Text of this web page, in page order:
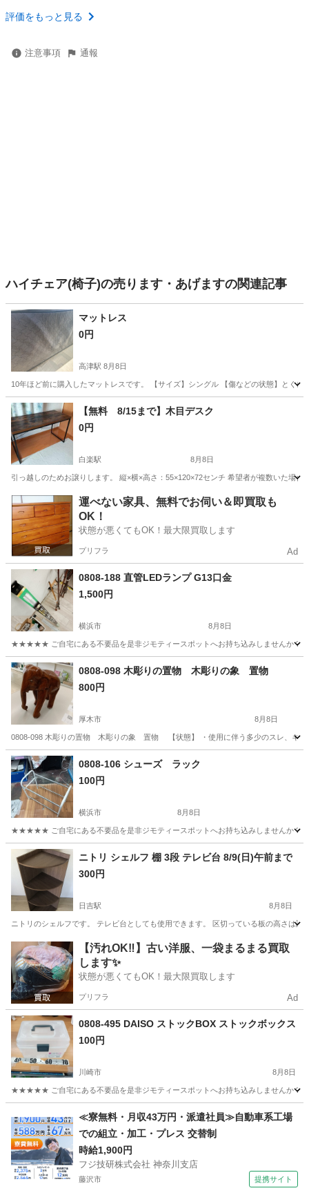
評価をもっと見る
注意事項 通報
ハイチェア(椅子)の売ります・あげますの関連記事
マットレス
0円
高津駅 8月8日
10年ほど前に購入したマットレスです。 【サイズ】シングル 【傷などの状態】とく
神奈川 川崎市 高津駅 カーペット/マット/ラグ
【無料 8/15まで】木目デスク
0円
白楽駅 8月8日
引っ越しのためお譲りします。 縦×横×高さ：55×120×72センチ 希望者が複数いた場
神奈川 横浜市 白楽駅 テーブル デスク
運べない家具、無料でお伺い＆即買取も
OK！
状態が悪くてもOK！最大限買取します
プリフラ Ad
0808-188 直管LEDランプ G13口金
1,500円
横浜市 8月8日
★★★★★ ご自宅にある不要品を是非ジモティースポットへお持ち込みしませんか？
神奈川 横浜市 現地
0808-098 木彫りの置物 木彫りの象 置物
800円
厚木市 8月8日
0808-098 木彫りの置物 木彫りの象 置物 【状態】 ・使用に伴う多少のスレ、キズ
神奈川 厚木市 インテリア雑貨/小物 木彫り
0808-106 シューズ ラック
100円
横浜市 8月8日
★★★★★ ご自宅にある不要品を是非ジモティースポットへお持ち込みしませんか？
神奈川 横浜市 収納家具 現地
ニトリ シェルフ 棚 3段 テレビ台 8/9(日)午前まで
300円
日吉駅 8月8日
ニトリのシェルフです。 テレビ台としても使用できます。 区切っている板の高さは
神奈川 横浜市 日吉駅 収納家具 シェルフ
【汚れOK‼️】古い洋服、一袋まるまる買取
します✨
状態が悪くてもOK！最大限買取します
プリフラ Ad
0808-495 DAISO ストックBOX ストックボックス
100円
川崎市 8月8日
★★★★★ ご自宅にある不要品を是非ジモティースポットへお持ち込みしませんか？
収納家具 DAISO
≪寮無料・月収43万円・派遣社員≫自動車系工場
での組立・加工・プレス 交替制
時給1,900円
フジ技研株式会社 神奈川支店
藤沢市 提携サイト